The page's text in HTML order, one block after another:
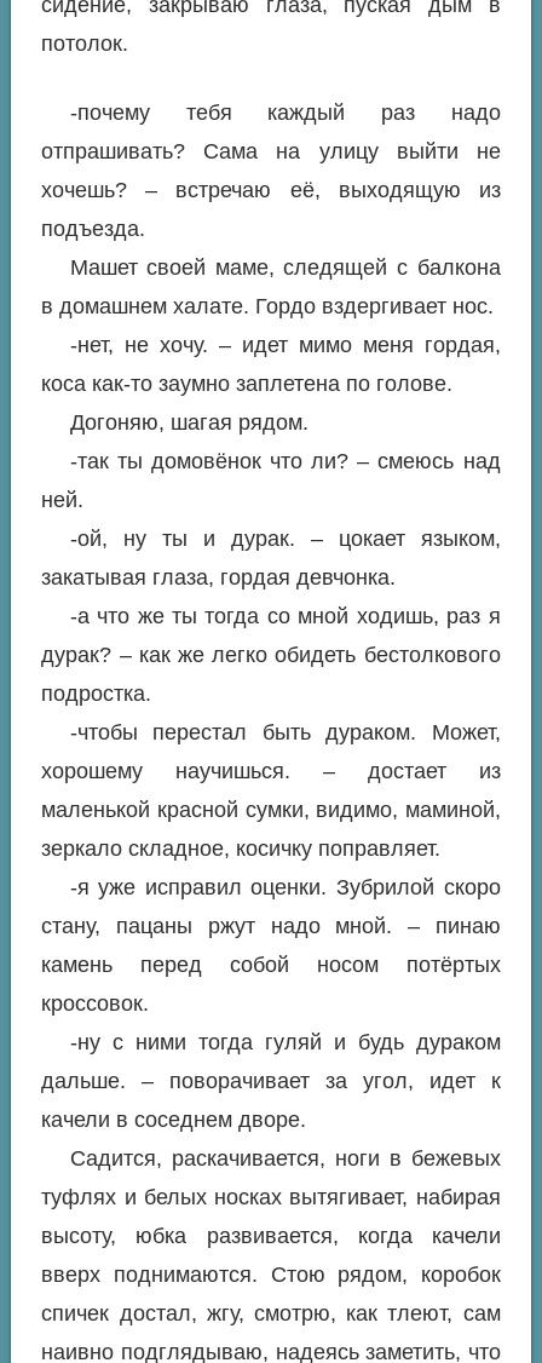
потолок.
-почему тебя каждый раз надо
отпрашивать? Сама на улицу выйти не
хочешь? – встречаю её, выходящую из
подъезда.
Машет своей маме, следящей с балкона
в домашнем халате. Гордо вздергивает нос.
-нет, не хочу. – идет мимо меня гордая,
коса как-то заумно заплетена по голове.
Догоняю, шагая рядом.
-так ты домовёнок что ли? – смеюсь над
ней.
-ой, ну ты и дурак. – цокает языком,
закатывая глаза, гордая девчонка.
-а что же ты тогда со мной ходишь, раз я
дурак? – как же легко обидеть бестолкового
подростка.
-чтобы перестал быть дураком. Может,
хорошему научишься. – достает из
маленькой красной сумки, видимо, маминой,
зеркало складное, косичку поправляет.
-я уже исправил оценки. Зубрилой скоро
стану, пацаны ржут надо мной. – пинаю
камень перед собой носом потёртых
кроссовок.
-ну с ними тогда гуляй и будь дураком
дальше. – поворачивает за угол, идет к
качели в соседнем дворе.
Садится, раскачивается, ноги в бежевых
туфлях и белых носках вытягивает, набирая
высоту, юбка развивается, когда качели
вверх поднимаются. Стою рядом, коробок
спичек достал, жгу, смотрю, как тлеют, сам
наивно подглядываю, надеясь заметить, что